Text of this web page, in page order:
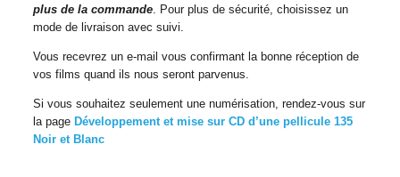
plus de la commande. Pour plus de sécurité, choisissez un
mode de livraison avec suivi.
Vous recevrez un e-mail vous confirmant la bonne réception de
vos films quand ils nous seront parvenus.
Si vous souhaitez seulement une numérisation, rendez-vous sur
la page Développement et mise sur CD d’une pellicule 135
Noir et Blanc